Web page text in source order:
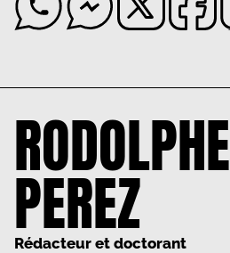
RODOLPHE
PEREZ
Rédacteur et doctorant